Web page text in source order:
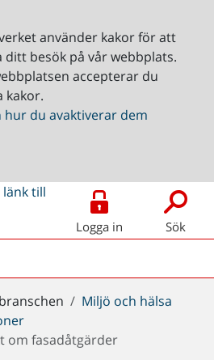
använder kakor för att
besök på vår webbplats.
accepterar du
kakor.
hur du avaktiverar dem
Logga in Sök
Miljö och hälsa
om fasadåtgärder